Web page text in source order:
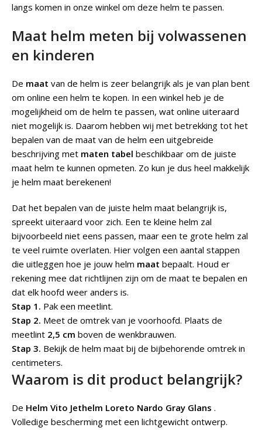
langs komen in onze winkel om deze helm te passen.
Maat helm meten bij volwassenen
en kinderen
De maat van de helm is zeer belangrijk als je van plan bent
om online een helm te kopen. In een winkel heb je de
mogelijkheid om de helm te passen, wat online uiteraard
niet mogelijk is. Daarom hebben wij met betrekking tot het
bepalen van de maat van de helm een uitgebreide
beschrijving met maten tabel beschikbaar om de juiste
maat helm te kunnen opmeten. Zo kun je dus heel makkelijk
je helm maat berekenen!
Dat het bepalen van de juiste helm maat belangrijk is,
spreekt uiteraard voor zich. Een te kleine helm zal
bijvoorbeeld niet eens passen, maar een te grote helm zal
te veel ruimte overlaten. Hier volgen een aantal stappen
die uitleggen hoe je jouw helm maat bepaalt. Houd er
rekening mee dat richtlijnen zijn om de maat te bepalen en
dat elk hoofd weer anders is.
Stap 1. Pak een meetlint.
Stap 2. Meet de omtrek van je voorhoofd. Plaats de
meetlint 2,5 cm boven de wenkbrauwen.
Stap 3. Bekijk de helm maat bij de bijbehorende omtrek in
centimeters.
Waarom is dit product belangrijk?
De Helm Vito Jethelm Loreto Nardo Gray Glans .
Volledige bescherming met een lichtgewicht ontwerp.